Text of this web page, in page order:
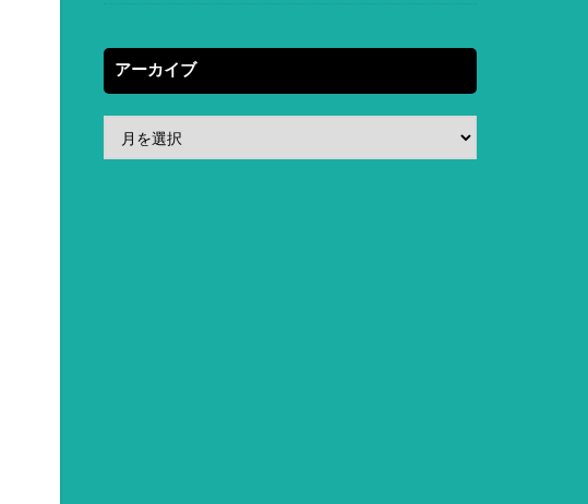
アーカイブ